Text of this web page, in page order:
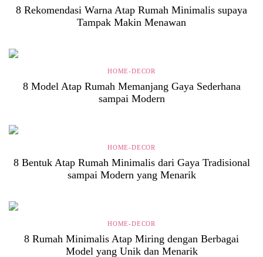
8 Rekomendasi Warna Atap Rumah Minimalis supaya
Tampak Makin Menawan
HOME-DECOR
8 Model Atap Rumah Memanjang Gaya Sederhana
sampai Modern
HOME-DECOR
8 Bentuk Atap Rumah Minimalis dari Gaya Tradisional
sampai Modern yang Menarik
HOME-DECOR
8 Rumah Minimalis Atap Miring dengan Berbagai
Model yang Unik dan Menarik